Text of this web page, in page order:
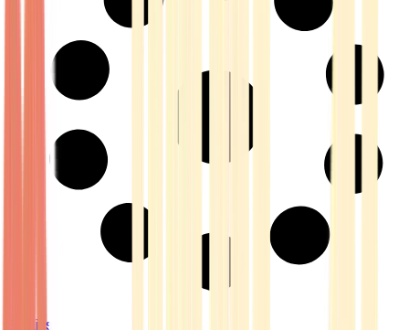
Strains